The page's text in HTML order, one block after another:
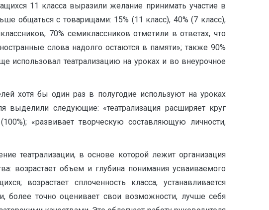
11 класса выразили желание принимать участие в
общаться с товарищами: 15% (11 класс), 40% (7 класс),
70% семиклассников отметили в ответах, что
слова надолго остаются в памяти»; также 90%
использовал театрализацию на уроках и во внеурочное
хотя бы один раз в полугодие используют на уроках
выделили следующие: «театрализация расширяет круг
«развивает творческую составляющую личности,
театрализации, в основе которой лежит организация
возрастает объем и глубина понимания усваиваемого
возрастает сплоченность класса, устанавливается
точно оценивает свои возможности, лучше себя